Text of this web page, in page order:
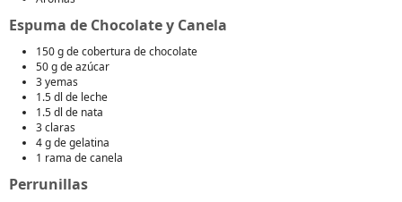
Espuma de Chocolate y Canela
150 g de cobertura de chocolate
50 g de azúcar
3 yemas
1.5 dl de leche
1.5 dl de nata
3 claras
4 g de gelatina
1 rama de canela
Perrunillas